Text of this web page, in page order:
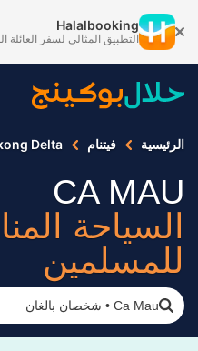
Halalbooking
التطبيق المثالي لسفر العائلة
الرئيسية فيتنام Delta
CA MAU
السياحة
للمسلمين
Ca Mau
• شخصان بالغان